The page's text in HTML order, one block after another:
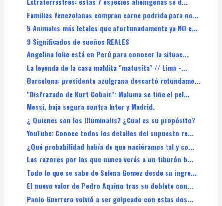
Familias Venezolanas compran carne podrida para no...
5 Animales más letales que afortunadamente ya NO e...
9 Significados de sueños REALES
Angelina Jolie está en Perú para conocer la situac...
La leyenda de la casa maldita "matusita" // Lima -...
Barcelona: presidente azulgrana descartó rotundame...
"Disfrazado de Kurt Cobain": Maluma se tiñe el pel...
Messi, baja segura contra Inter y Madrid.
¿ Quienes son los Illuminatis? ¿Cual es su propósito?
YouTube: Conoce todos los detalles del supuesto re...
¿Qué probabilidad había de que naciéramos tal y co...
Las razones por las que nunca verás a un tiburón b...
Todo lo que se sabe de Selena Gomez desde su ingre...
El nuevo valor de Pedro Aquino tras su doblete con...
Paolo Guerrero volvió a ser golpeado con estas dos...